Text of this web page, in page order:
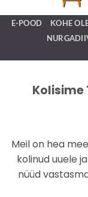
E-POOD KOHE
Kolisime
Meil on hea
kolinud uuele
nüüd